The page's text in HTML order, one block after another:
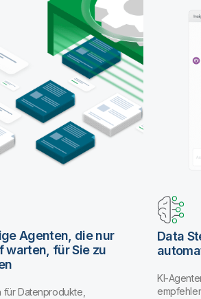
Agenten, die nur
warten, für Sie zu
für Datenprodukte,
Data
KI-